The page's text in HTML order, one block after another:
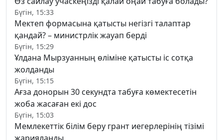
Бүгін, 15:33
Мектеп формасына қатысты негізгі талаптар
қандай? – министрлік жауап берді
Бүгін, 15:29
Ұлдана Мырзуанның өліміне қатысты іс сотқа
жолданды
Бүгін, 15:15
Ағза донорын 30 секундта табуға көмектесетін
жоба жасаған екі дос
Бүгін, 15:03
Мемлекеттік білім беру грант иегерлерінің тізімі